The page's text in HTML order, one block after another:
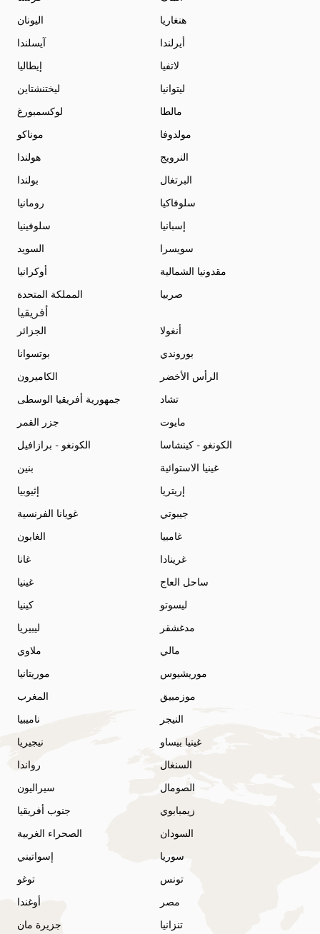
اليونان
هنغاريا
آيسلندا
أيرلندا
إيطاليا
لاتفيا
ليختنشتاين
ليتوانيا
لوكسمبورغ
مالطا
موناكو
مولدوفا
هولندا
النرويج
بولندا
البرتغال
رومانيا
سلوفاكيا
سلوفينيا
إسبانيا
السويد
سويسرا
أوكرانيا
مقدونيا الشمالية
المملكة المتحدة
صربيا
أفريقيا
الجزائر
أنغولا
بوتسوانا
بوروندي
الكاميرون
الرأس الأخضر
جمهورية أفريقيا الوسطى
تشاد
جزر القمر
مايوت
الكونغو - برازافيل
الكونغو - كينشاسا
بنين
غينيا الاستوائية
إثيوبيا
إريتريا
غويانا الفرنسية
جيبوتي
الغابون
غامبيا
غانا
غرينادا
غينيا
ساحل العاج
كينيا
ليسوتو
ليبيريا
مدغشقر
ملاوي
مالي
موريتانيا
موريشيوس
المغرب
موزمبيق
ناميبيا
النيجر
نيجيريا
غينيا بيساو
رواندا
السنغال
سيراليون
الصومال
جنوب أفريقيا
زيمبابوي
الصحراء الغربية
السودان
إسواتيني
سوريا
توغو
تونس
أوغندا
مصر
جزيرة مان
تنزانيا